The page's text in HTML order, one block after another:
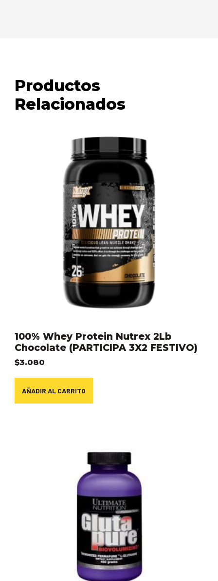
Productos
Relacionados
100% Whey Protein Nutrex 2Lb
Chocolate (PARTICIPA 3X2 FESTIVO)
$3.080
AÑADIR AL CARRITO